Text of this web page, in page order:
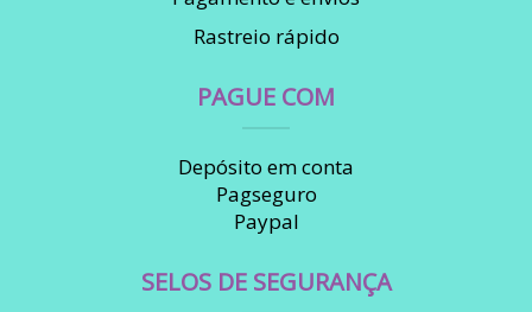
Rastreio rápido
PAGUE COM
Depósito em conta
Pagseguro
Paypal
SELOS DE SEGURANÇA